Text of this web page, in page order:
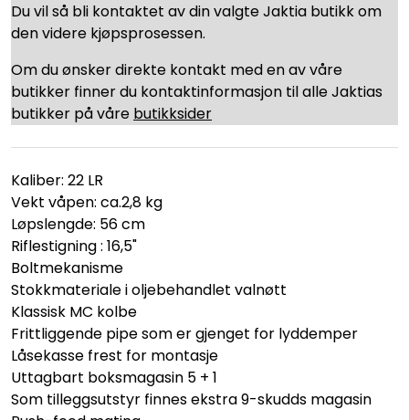
Du vil så bli kontaktet av din valgte Jaktia butikk om
den videre kjøpsprosessen.
Om du ønsker direkte kontakt med en av våre
butikker finner du kontaktinformasjon til alle Jaktias
butikker på våre butikksider
Kaliber: 22 LR
Vekt våpen: ca.2,8 kg
Løpslengde: 56 cm
Riflestigning : 16,5"
Boltmekanisme
Stokkmateriale i oljebehandlet valnøtt
Klassisk MC kolbe
Frittliggende pipe som er gjenget for lyddemper
Låsekasse frest for montasje
Uttagbart boksmagasin 5 + 1
Som tilleggsutstyr finnes ekstra 9-skudds magasin